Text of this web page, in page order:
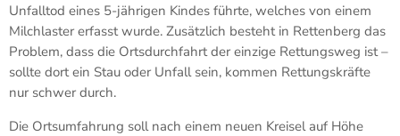
Unfalltod eines 5-jährigen Kindes führte, welches von einem
Milchlaster erfasst wurde. Zusätzlich besteht in Rettenberg das
Problem, dass die Ortsdurchfahrt der einzige Rettungsweg ist –
sollte dort ein Stau oder Unfall sein, kommen Rettungskräfte
nur schwer durch.
Die Ortsumfahrung soll nach einem neuen Kreisel auf Höhe